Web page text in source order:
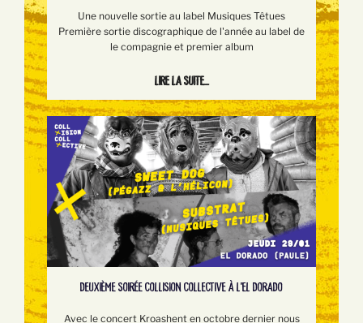
Une nouvelle sortie au label Musiques Têtues
Première sortie discographique de l'année au label de
le compagnie et premier album
Lire la suite...
DEUXIÈME SOIRÉE COLLISION COLLECTIVE À L'EL DORADO
Avec le concert Kroashent en octobre dernier nous